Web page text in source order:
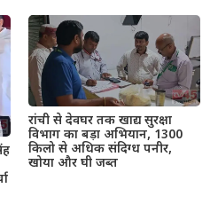
रांची से देवघर तक खाद्य सुरक्षा
विभाग का बड़ा अभियान, 1300
किलो से अधिक संदिग्ध पनीर,
खोया और घी जब्त